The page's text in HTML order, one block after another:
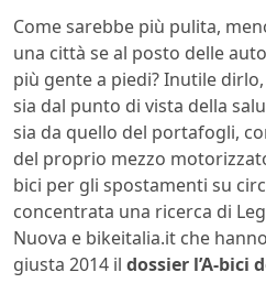
Come sarebbe più pulita,
una città se al posto delle
più gente a piedi? Inutile
sia dal punto di vista della
sia da quello del portafogli,
del proprio mezzo
bici per gli spostamenti su
concentrata una ricerca di
Nuova e bikeitalia.it che
giusta 2014 il dossier l’A-bici